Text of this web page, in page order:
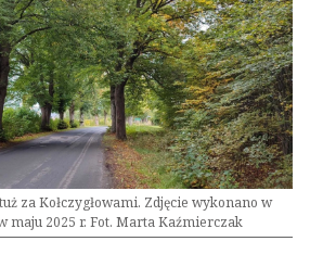
za Kołczygłowami. Zdjęcie wykonano w
maju 2025 r. Fot. Marta Kaźmierczak